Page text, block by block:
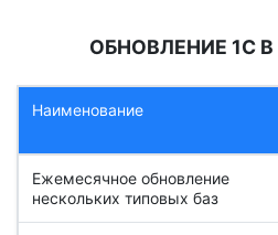
ОБНОВЛЕНИЕ 1С
Наименование
Ежемесячное обновление
нескольких типовых баз